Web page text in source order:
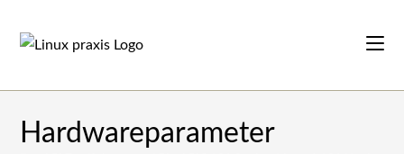
Inhalt
Hardwareparameter